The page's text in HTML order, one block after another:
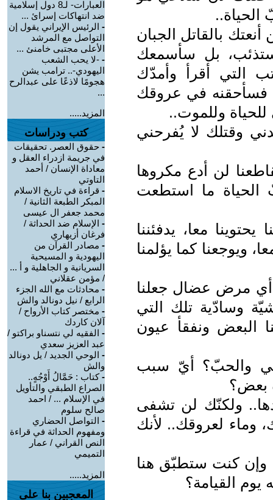
الحياة..
بالقاتل الجبان
بل سأسمعك
التي أقرأ وأمدّك
فسأحقنه في عروقك
وللموت..
وقتلك لا يُفرحني
لن أدع مكروها
ما استطعت
معا، يدفئننا
ويوجعنا كما يؤلمنا
أي مرض عضال جعلنا
وسادّية تلك التي
البعض ونفقأ عيون
والحبّ؟ أيّ سبب
بعض؟
ولكنّك لن تشفى
وماء لعروقك.. لأنك
كنت ستطبّق هنا
القيامة؟
العبارات- لـ8 دول إسلامية
ضد انتهاكات إسرائ ...
- الرئيس الإيراني يقول إن
التواصل مع المرشد
الأعلى مجتبى خامنئ ...
- -لا يحب الشعب
اليهودي-.. ترامب يشن
هجومًا لاذعًا على عبدالرح
...
المزيد.....
كتب ودراسات
- حقوق العصر. تحقيقات
في جريمة ازدراء العقل و
معاداة الإنسان / أحمد
التاوتي
- قراءة في تاريخ الاسلام
المبكر الطبعة الثانية /
محمد جعفر ال عيسى
- الإسلام ضد الحداثة /
فرغان أزيهاري
- مصادر القرآن من
اليهودية و المسيحية
السريانية و الجاهلية و أ ...
/ مؤمن عقلاني
- محادثات مع الله الجزء
الرابع / نيل دونالد والش
- مختصر كتاب الأرواح /
آلان كاردك
- الفقيه لي نتسناو براكتو /
عبد العزيز سعدي
- الوحي الجديد / يل دونالد
والش
-كتاب : حَمَّالُ أَوْجُهٍ..
الصراع الطبقي والتأويل
في الإسلام ... / احمد
صالح سلوم
- التواصل الحضاري
ومفهوم الحداثة في قراءة
النص القراني / عمار
التميمي
المزيد.....
المعجبين بنا على